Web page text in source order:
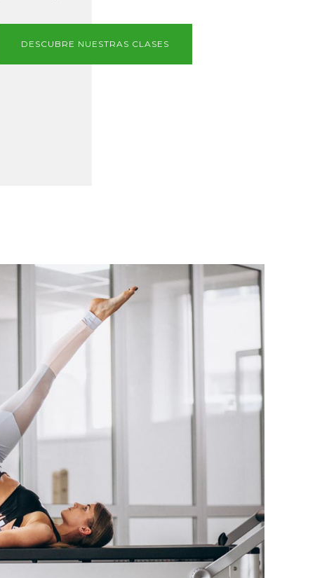
DESCUBRE NUESTRAS CLASES